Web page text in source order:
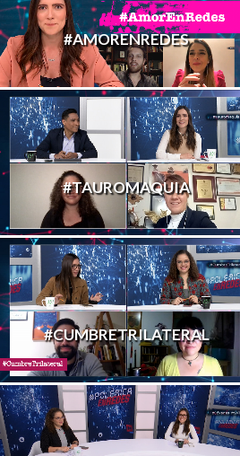
#AMORENREDES
#TAUROMAQUIA
#CUMBRETRILATERAL